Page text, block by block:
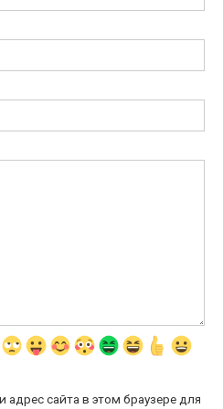
адрес сайта в этом браузере для